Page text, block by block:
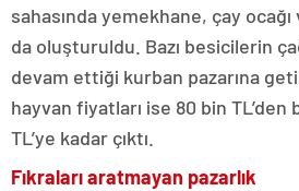
sahasında yemekhane, çay
da oluşturuldu. Bazı besicilerin
devam ettiği kurban pazarına
hayvan fiyatları ise 80 bin TL’den
TL’ye kadar çıktı.
Fıkraları aratmayan pazarlık